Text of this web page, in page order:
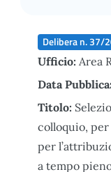
Delibera n. 37/
Ufficio: Area
Data
Titolo:
colloquio, per
per
a tempo